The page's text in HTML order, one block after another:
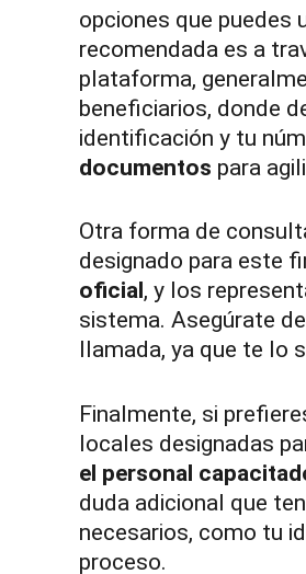
opciones que puedes
recomendada es a
plataforma,
beneficiarios, donde
identificación y tu
documentos para
Otra forma de
designado para este
oficial, y los
sistema. Asegúrate
llamada, ya que te lo
Finalmente, si
locales designadas
el personal
duda adicional que
necesarios, como tu
proceso.